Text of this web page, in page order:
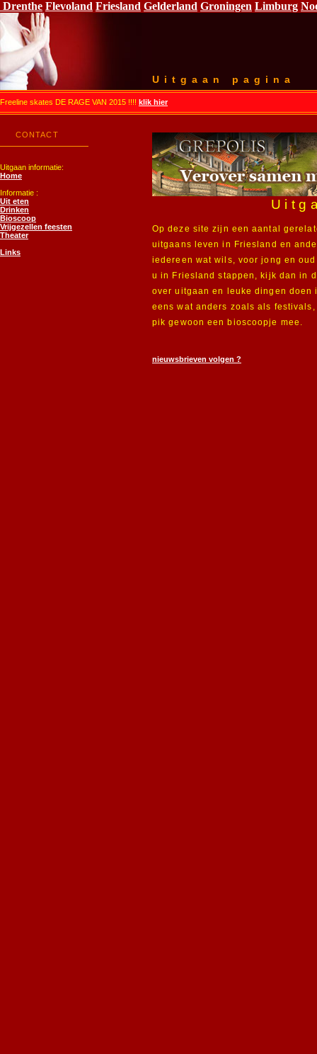
Drenthe Flevoland Friesland Gelderland Groningen Limburg
Uitgaan pagina
Freeline skates DE RAGE VAN 2015 !!!! klik hier
CONTACT
Uitgaan informatie:
Home
Informatie :
Uit eten
Drinken
Bioscoop
Vrijgezellen feesten
Theater
Links
Op deze site zijn een aantal
uitgaans leven in Friesland en
iedereen wat wils, voor jong en
u in Friesland stappen, kijk dan in
over uitgaan en leuke dingen doen
eens wat anders zoals als
pik gewoon een bioscoopje mee.
nieuwsbrieven volgen ?